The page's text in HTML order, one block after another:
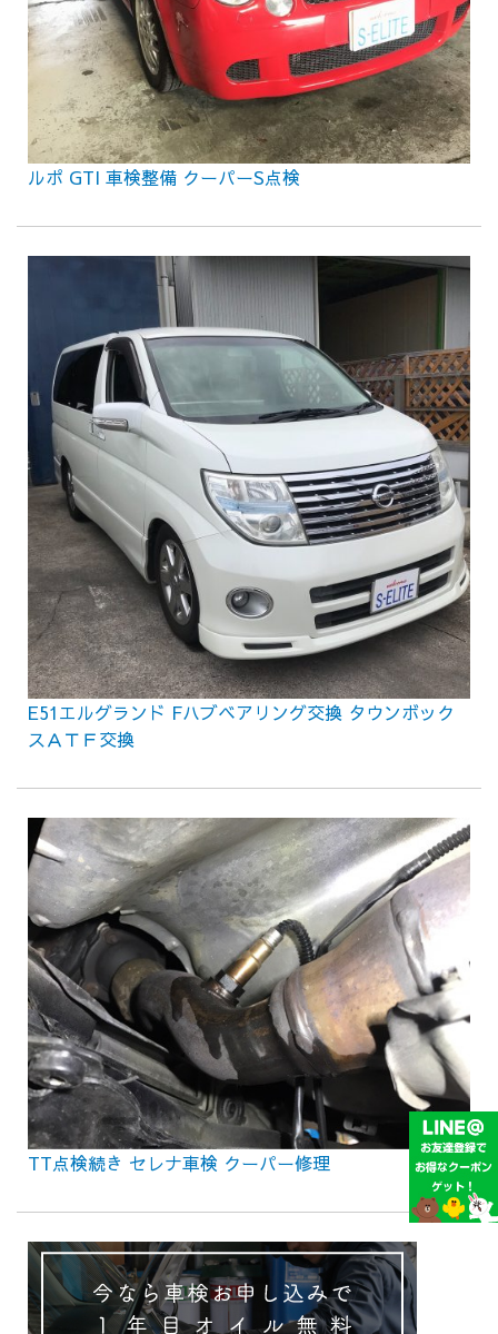
ルポ GTI 車検整備 クーパーS点検
E51エルグランド Fハブベアリング交換 タウンボック
スＡＴＦ交換
TT点検続き セレナ車検 クーパー修理